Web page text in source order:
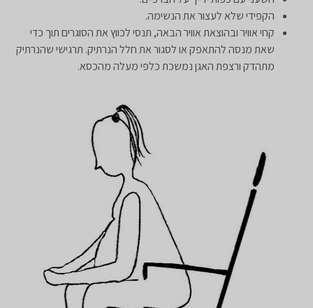
הקפידי שלא לעצור את הנשימה.
קחי אוויר ובהוצאת אוויר הבאה, תנסי לכווץ את הסוגרים תוך כדי
שאת מנסה להתאפק או לסגור את חלל הנרתיק. תרגישי שהנרתיק
מתהדק ורצפת האגן נמשכת כלפי מעלה מהכסא.